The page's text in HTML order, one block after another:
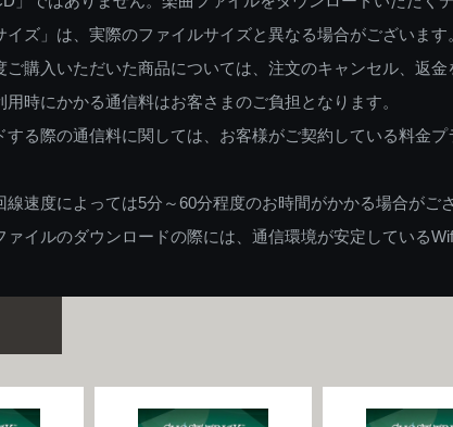
イズ」は、実際のファイルサイズと異なる場合がございます
ご購入いただいた商品については、注文のキャンセル、返金
用時にかかる通信料はお客さまのご負担となります。
する際の通信料に関しては、お客様がご契約している料金
線速度によっては5分～60分程度のお時間がかかる場合がご
イルのダウンロードの際には、通信環境が安定している